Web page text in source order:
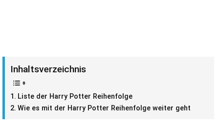
Inhaltsverzeichnis
Liste der Harry Potter Reihenfolge
Wie es mit der Harry Potter Reihenfolge weiter geht